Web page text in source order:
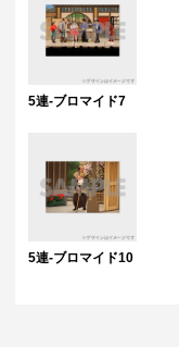
5連-ブロマイド7
5連-ブロマイド10